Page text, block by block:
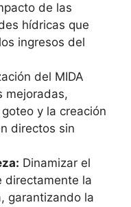
de las
hídricas que
ingresos del
del MIDA
mejoradas,
y la creación
directos sin
Dinamizar el
directamente la
garantizando la